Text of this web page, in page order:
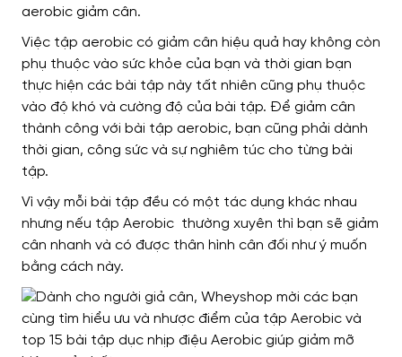
aerobic giảm cân.
Việc tập aerobic có giảm cân hiệu quả hay không còn
phụ thuộc vào sức khỏe của bạn và thời gian bạn
thực hiện các bài tập này tất nhiên cũng phụ thuộc
vào độ khó và cường độ của bài tập. Để giảm cân
thành công với bài tập aerobic, bạn cũng phải dành
thời gian, công sức và sự nghiêm túc cho từng bài
tập.
Vì vậy mỗi bài tập đều có một tác dụng khác nhau
nhưng nếu tập Aerobic thường xuyên thì bạn sẽ giảm
cân nhanh và có được thân hình cân đối như ý muốn
bằng cách này.